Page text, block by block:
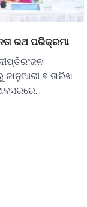
ରଥ ପରିକ୍ରମା
୭ ତାରିଖ